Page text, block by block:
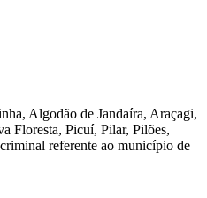
Algodão de Jandaíra, Araçagi,
Floresta, Picuí, Pilar, Pilões,
referente ao município de